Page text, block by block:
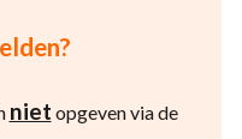
niet opgeven via de